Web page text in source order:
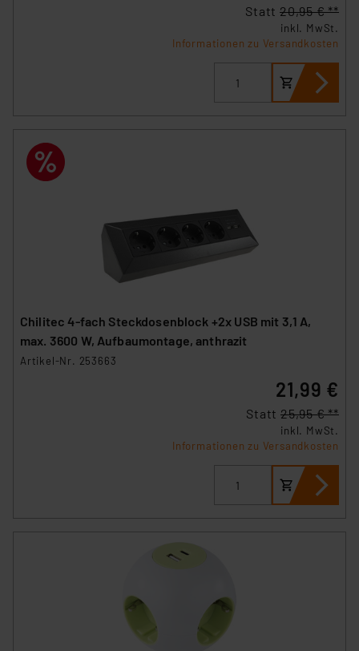
Statt 20,95 € **
inkl. MwSt.
Informationen zu Versandkosten
Chilitec 4-fach Steckdosenblock +2x USB mit 3,1 A,
max. 3600 W, Aufbaumontage, anthrazit
Artikel-Nr. 253663
21,99 €
Statt 25,95 € **
inkl. MwSt.
Informationen zu Versandkosten